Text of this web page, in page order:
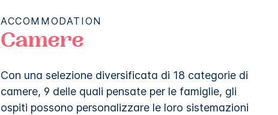
ACCOMMODATION
Camere
Con una selezione diversificata di 18 categorie di
camere, 9 delle quali pensate per le famiglie, gli
ospiti possono personalizzare le loro sistemazioni